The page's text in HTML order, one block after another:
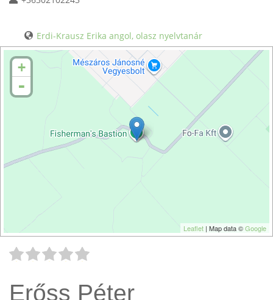
Erdi-Krausz Erika angol, olasz nyelvtanár
+
-
Leaflet | Map data ©Google
Erőss Péter